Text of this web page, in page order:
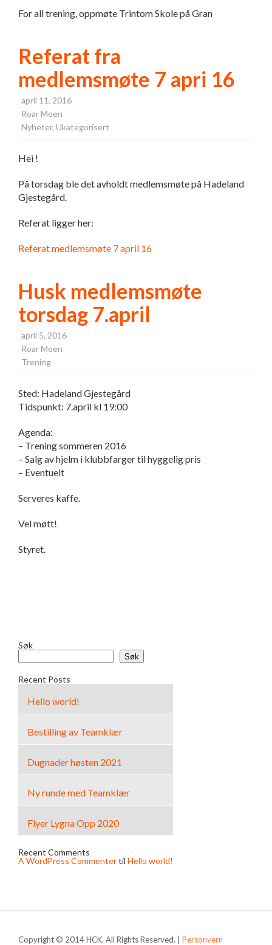
For all trening, oppmøte Trintom Skole på Gran
Referat fra
medlemsmøte 7 apri 16
april 11, 2016
Roar Moen
Nyheter, Ukategorisert
Hei !
På torsdag ble det avholdt medlemsmøte på Hadeland
Gjestegård.
Referat ligger her:
Referat medlemsmøte 7 april 16
Husk medlemsmøte
torsdag 7.april
april 5, 2016
Roar Moen
Trening
Sted: Hadeland Gjestegård
Tidspunkt: 7.april kl 19:00
Agenda:
– Trening sommeren 2016
– Salg av hjelm i klubbfarger til hyggelig pris
– Eventuelt
Serveres kaffe.
Vel møtt!
Styret.
Søk
Søk
Recent Posts
Hello world!
Bestilling av Teamklær
Dugnader høsten 2021
Ny runde med Teamklær
Flyer Lygna Opp 2020
Recent Comments
A WordPress Commentertil Hello world!
Copyright © 2014 HCK. All Rights Reserved. | Personvern